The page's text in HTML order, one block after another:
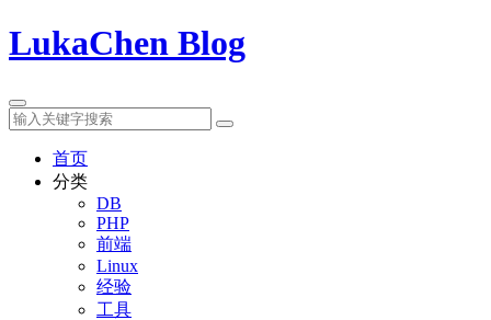
LukaChen Blog
首页
分类
DB
PHP
前端
Linux
经验
工具